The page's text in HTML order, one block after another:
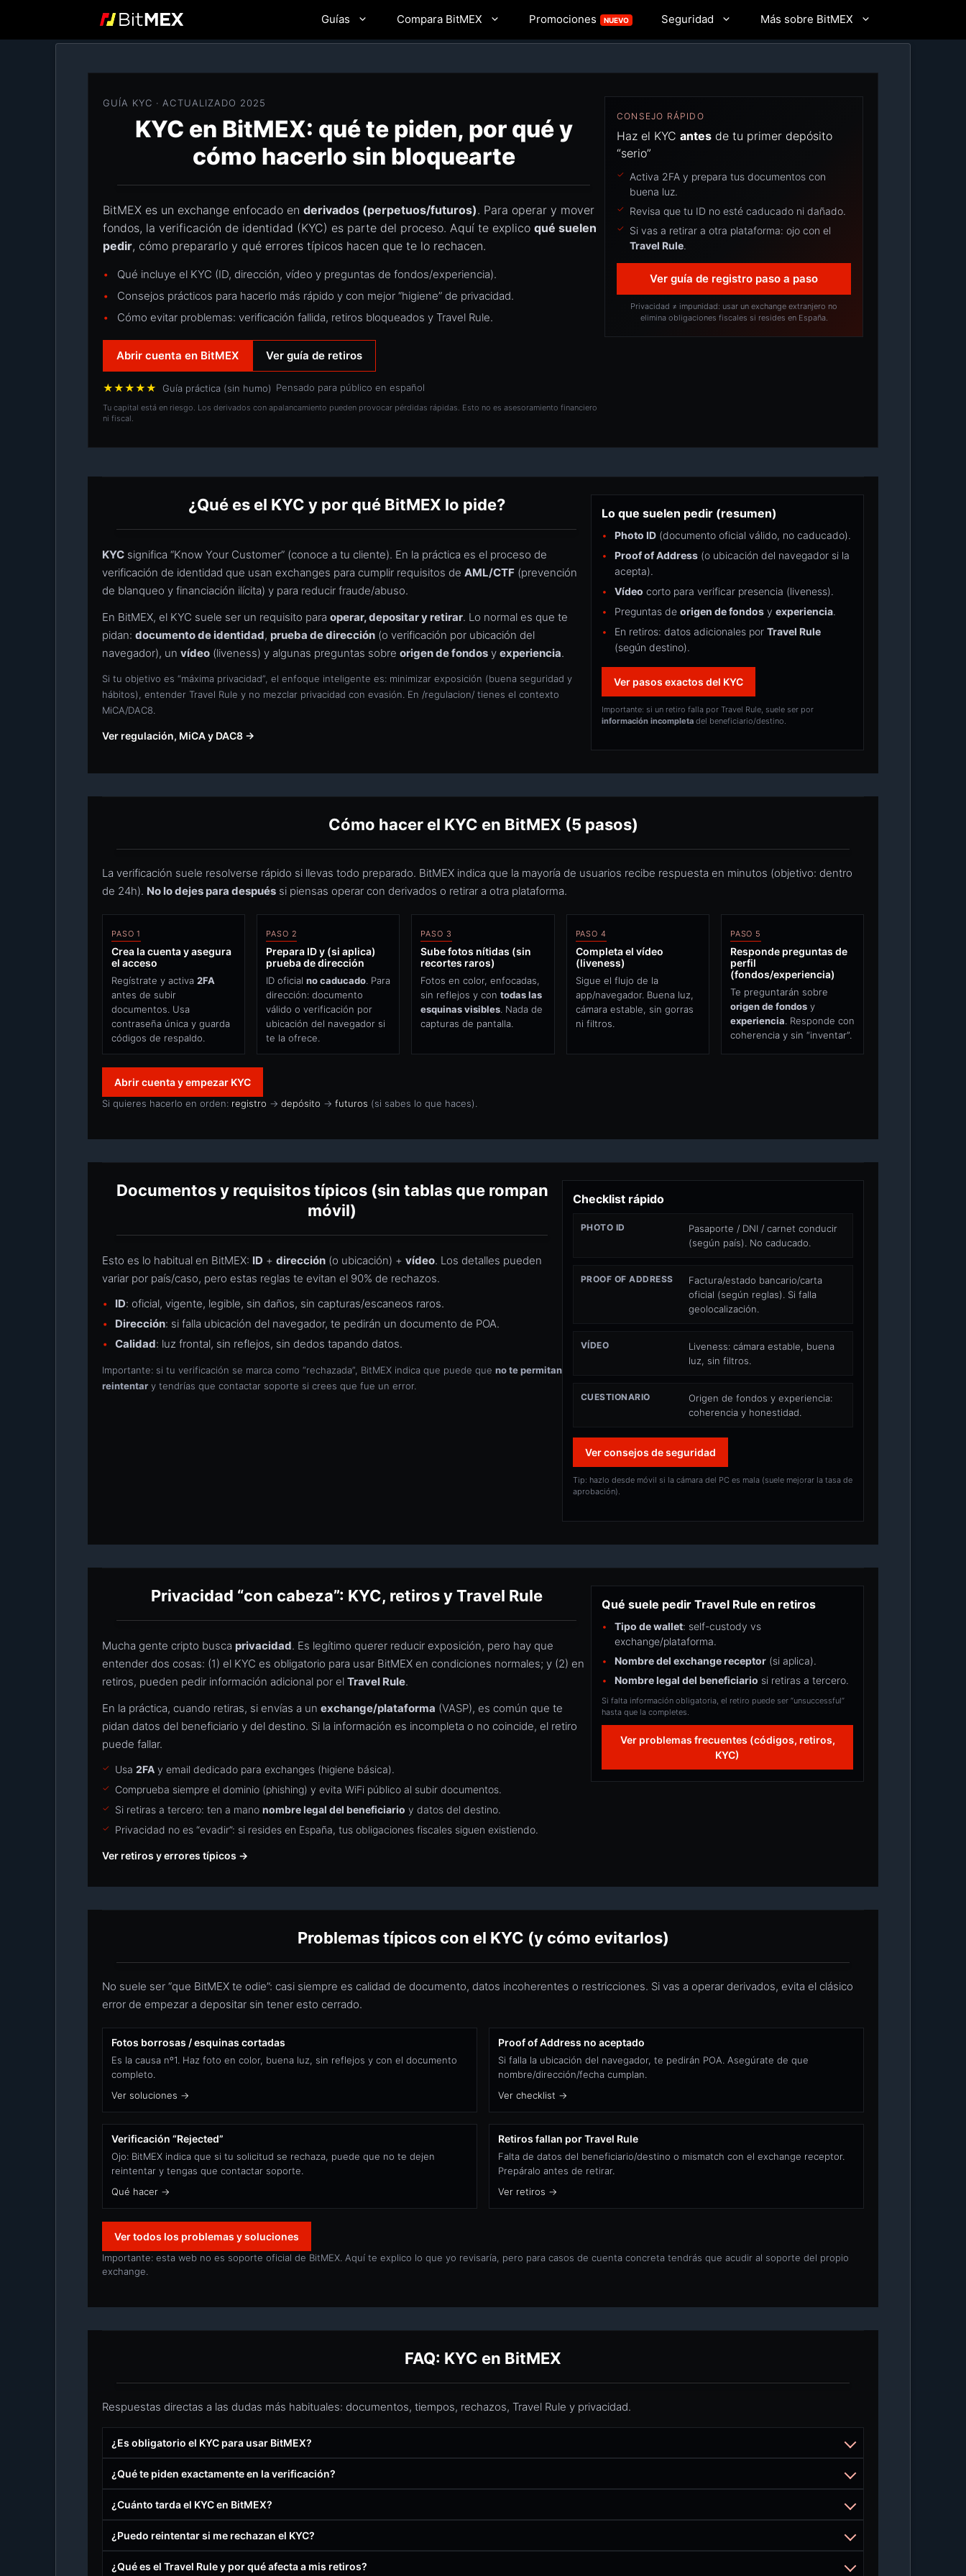
contenido
Guías Compara BitMEX Promociones NUEVO Seguridad Más sobre BitMEX
GUÍA KYC · ACTUALIZADO 2025
KYC en BitMEX: qué te piden, por qué y
cómo hacerlo sin bloquearte
BitMEX es un exchange enfocado en derivados (perpetuos/futuros). Para operar y mover
fondos, la verificación de identidad (KYC) es parte del proceso. Aquí te explico qué suelen
pedir, cómo prepararlo y qué errores típicos hacen que te lo rechacen.
Qué incluye el KYC (ID, dirección, vídeo y preguntas de fondos/experiencia).
Consejos prácticos para hacerlo más rápido y con mejor “higiene” de privacidad.
Cómo evitar problemas: verificación fallida, retiros bloqueados y Travel Rule.
Abrir cuenta en BitMEX Ver guía de retiros
★★★★★ Guía práctica (sin humo) Pensado para público en español
Tu capital está en riesgo. Los derivados con apalancamiento pueden provocar pérdidas rápidas. Esto no es asesoramiento financiero
ni fiscal.
CONSEJO RÁPIDO
Haz el KYC antes de tu primer depósito
“serio”
Activa 2FA y prepara tus documentos con
buena luz.
Revisa que tu ID no esté caducado ni dañado.
Si vas a retirar a otra plataforma: ojo con el
Travel Rule.
Ver guía de registro paso a paso
Privacidad ≠ impunidad: usar un exchange extranjero no
elimina obligaciones fiscales si resides en España.
¿Qué es el KYC y por qué BitMEX lo pide?
KYC significa “Know Your Customer” (conoce a tu cliente). En la práctica es el proceso de
verificación de identidad que usan exchanges para cumplir requisitos de AML/CTF (prevención
de blanqueo y financiación ilícita) y para reducir fraude/abuso.
En BitMEX, el KYC suele ser un requisito para operar, depositar y retirar. Lo normal es que te
pidan: documento de identidad, prueba de dirección (o verificación por ubicación del
navegador), un vídeo (liveness) y algunas preguntas sobre origen de fondos y experiencia.
Si tu objetivo es “máxima privacidad”, el enfoque inteligente es: minimizar exposición (buena seguridad y
hábitos), entender Travel Rule y no mezclar privacidad con evasión. En /regulacion/ tienes el contexto
MiCA/DAC8.
Ver regulación, MiCA y DAC8 →
Lo que suelen pedir (resumen)
Photo ID (documento oficial válido, no caducado).
Proof of Address (o ubicación del navegador si la
acepta).
Vídeo corto para verificar presencia (liveness).
Preguntas de origen de fondos y experiencia.
En retiros: datos adicionales por Travel Rule
(según destino).
Ver pasos exactos del KYC
Importante: si un retiro falla por Travel Rule, suele ser por
información incompleta del beneficiario/destino.
Cómo hacer el KYC en BitMEX (5 pasos)
La verificación suele resolverse rápido si llevas todo preparado. BitMEX indica que la mayoría de usuarios recibe respuesta en minutos (objetivo: dentro
de 24h). No lo dejes para después si piensas operar con derivados o retirar a otra plataforma.
PASO 1
Crea la cuenta y asegura
el acceso
Regístrate y activa 2FA
antes de subir
documentos. Usa
contraseña única y guarda
códigos de respaldo.
PASO 2
Prepara ID y (si aplica)
prueba de dirección
ID oficialno caducado. Para
dirección: documento
válido o verificación por
ubicación del navegador si
te la ofrece.
PASO 3
Sube fotos nítidas (sin
recortes raros)
Fotos en color, enfocadas,
sin reflejos y contodas las
esquinas visibles. Nada de
capturas de pantalla.
PASO 4
Completa el vídeo
(liveness)
Sigue el flujo de la
app/navegador. Buena luz,
cámara estable, sin gorras
ni filtros.
PASO 5
Responde preguntas de
perfil
(fondos/experiencia)
Te preguntarán sobre
origen de fondosy
experiencia. Responde con
coherencia y sin “inventar”.
Abrir cuenta y empezar KYC
Si quieres hacerlo en orden: registro → depósito → futuros (si sabes lo que haces).
Documentos y requisitos típicos (sin tablas que rompan
móvil)
Esto es lo habitual en BitMEX: ID + dirección (o ubicación) + vídeo. Los detalles pueden
variar por país/caso, pero estas reglas te evitan el 90% de rechazos.
ID: oficial, vigente, legible, sin daños, sin capturas/escaneos raros.
Dirección: si falla ubicación del navegador, te pedirán un documento de POA.
Calidad: luz frontal, sin reflejos, sin dedos tapando datos.
Importante: si tu verificación se marca como “rechazada”, BitMEX indica que puede que no te permitan
reintentar y tendrías que contactar soporte si crees que fue un error.
Checklist rápido
PHOTO ID
Pasaporte / DNI / carnet conducir
(según país). No caducado.
PROOF OF ADDRESS
Factura/estado bancario/carta
oficial (según reglas). Si falla
geolocalización.
VÍDEO
Liveness: cámara estable, buena
luz, sin filtros.
CUESTIONARIO
Origen de fondos y experiencia:
coherencia y honestidad.
Ver consejos de seguridad
Tip: hazlo desde móvil si la cámara del PC es mala (suele mejorar la tasa de
aprobación).
Privacidad “con cabeza”: KYC, retiros y Travel Rule
Mucha gente cripto busca privacidad. Es legítimo querer reducir exposición, pero hay que
entender dos cosas: (1) el KYC es obligatorio para usar BitMEX en condiciones normales; y (2) en
retiros, pueden pedir información adicional por el Travel Rule.
En la práctica, cuando retiras, si envías a un exchange/plataforma (VASP), es común que te
pidan datos del beneficiario y del destino. Si la información es incompleta o no coincide, el retiro
puede fallar.
Usa 2FA y email dedicado para exchanges (higiene básica).
Comprueba siempre el dominio (phishing) y evita WiFi público al subir documentos.
Si retiras a tercero: ten a mano nombre legal del beneficiario y datos del destino.
Privacidad no es “evadir”: si resides en España, tus obligaciones fiscales siguen existiendo.
Ver retiros y errores típicos →
Qué suele pedir Travel Rule en retiros
Tipo de wallet: self-custody vs
exchange/plataforma.
Nombre del exchange receptor (si aplica).
Nombre legal del beneficiario si retiras a tercero.
Si falta información obligatoria, el retiro puede ser “unsuccessful”
hasta que la completes.
Ver problemas frecuentes (códigos, retiros,
KYC)
Problemas típicos con el KYC (y cómo evitarlos)
No suele ser “que BitMEX te odie”: casi siempre es calidad de documento, datos incoherentes o restricciones. Si vas a operar derivados, evita el clásico
error de empezar a depositar sin tener esto cerrado.
Fotos borrosas / esquinas cortadas
Es la causa nº1. Haz foto en color, buena luz, sin reflejos y con el documento
completo.
Ver soluciones →
Proof of Address no aceptado
Si falla la ubicación del navegador, te pedirán POA. Asegúrate de que
nombre/dirección/fecha cumplan.
Ver checklist →
Verificación “Rejected”
Ojo: BitMEX indica que si tu solicitud se rechaza, puede que no te dejen
reintentar y tengas que contactar soporte.
Qué hacer →
Retiros fallan por Travel Rule
Falta de datos del beneficiario/destino o mismatch con el exchange receptor.
Prepáralo antes de retirar.
Ver retiros →
Ver todos los problemas y soluciones
Importante: esta web no es soporte oficial de BitMEX. Aquí te explico lo que yo revisaría, pero para casos de cuenta concreta tendrás que acudir al soporte del propio
exchange.
FAQ: KYC en BitMEX
Respuestas directas a las dudas más habituales: documentos, tiempos, rechazos, Travel Rule y privacidad.
¿Es obligatorio el KYC para usar BitMEX?
¿Qué te piden exactamente en la verificación?
¿Cuánto tarda el KYC en BitMEX?
¿Puedo reintentar si me rechazan el KYC?
¿Qué es el Travel Rule y por qué afecta a mis retiros?